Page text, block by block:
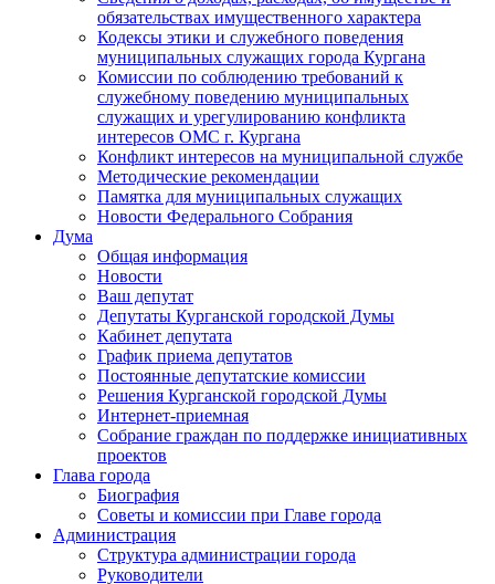
обязательствах имущественного характера
Кодексы этики и служебного поведения
муниципальных служащих города Кургана
Комиссии по соблюдению требований к
служебному поведению муниципальных
служащих и урегулированию конфликта
интересов ОМС г. Кургана
Конфликт интересов на муниципальной службе
Методические рекомендации
Памятка для муниципальных служащих
Новости Федерального Cобрания
Дума
Общая информация
Новости
Ваш депутат
Депутаты Курганской городской Думы
Кабинет депутата
График приема депутатов
Постоянные депутатские комиссии
Решения Курганской городской Думы
Интернет-приемная
Собрание граждан по поддержке инициативных
проектов
Глава города
Биография
Советы и комиссии при Главе города
Администрация
Структура администрации города
Руководители